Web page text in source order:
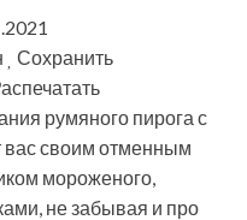
Сохранить
румяного пирога с
вас своим отменным
мороженого,
не забывая и про